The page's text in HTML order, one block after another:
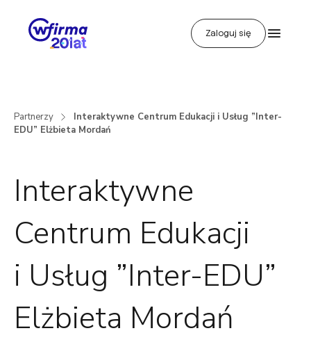
Zaloguj się
Partnerzy
Interaktywne Centrum Edukacji i Usług ”Inter-
EDU” Elżbieta Mordań
Interaktywne
Centrum Edukacji
i Usług ”Inter-EDU”
Elżbieta Mordań